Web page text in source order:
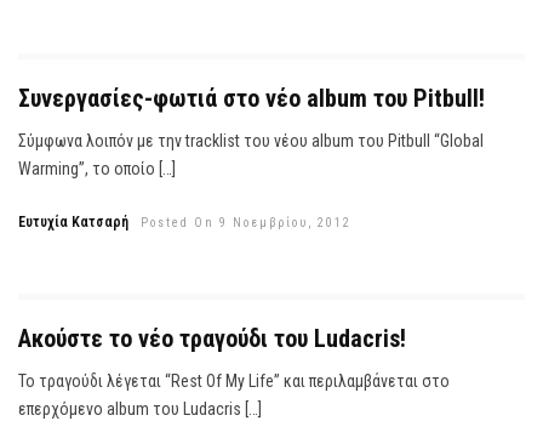
Συνεργασίες-φωτιά στο νέο album του Pitbull!
Σύμφωνα λοιπόν με την tracklist του νέου album του Pitbull “Global
Warming”, το οποίο […]
Ευτυχία Κατσαρή Posted On 9 Νοεμβρίου, 2012
Ακούστε το νέο τραγούδι του Ludacris!
Το τραγούδι λέγεται “Rest Of My Life” και περιλαμβάνεται στο
επερχόμενο album του Ludacris […]